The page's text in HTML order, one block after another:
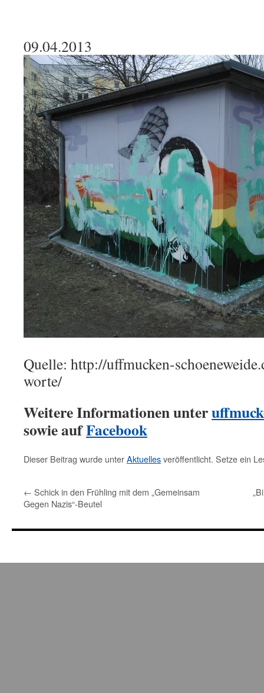
09.04.2013
Quelle: http://uffmucken-
worte/
Weitere Informationen unter
sowie aufFacebook
Dieser Beitrag wurde unterAktuellesveröffentlicht. Setze ein
← Schick in den Frühling mit dem „Gemeinsam
Gegen Nazis“-Beutel